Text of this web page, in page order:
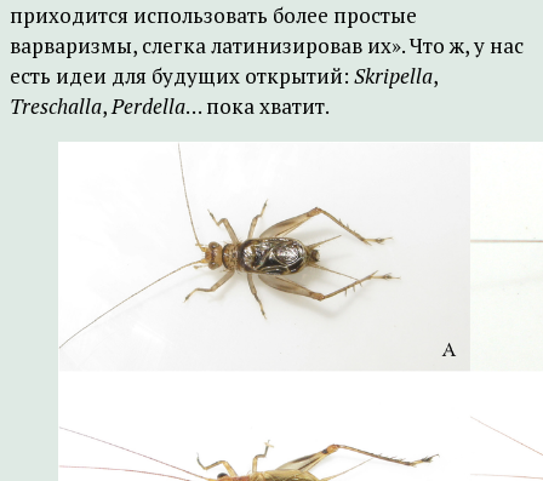
приходится использовать более простые
варваризмы, слегка латинизировав их». Что ж, у нас
есть идеи для будущих открытий: Skripella,
Treschalla,Perdella… пока хватит.